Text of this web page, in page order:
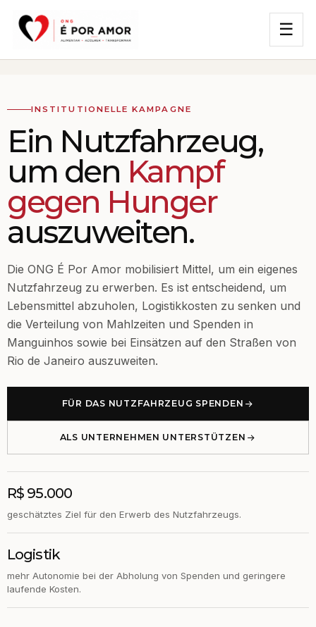
☰
INSTITUTIONELLE KAMPAGNE
Ein Nutzfahrzeug,
um den Kampf
gegen Hunger
auszuweiten.
Die ONG É Por Amor mobilisiert Mittel, um ein eigenes
Nutzfahrzeug zu erwerben. Es ist entscheidend, um
Lebensmittel abzuholen, Logistikkosten zu senken und
die Verteilung von Mahlzeiten und Spenden in
Manguinhos sowie bei Einsätzen auf den Straßen von
Rio de Janeiro auszuweiten.
FÜR DAS NUTZFAHRZEUG SPENDEN
ALS UNTERNEHMEN UNTERSTÜTZEN
R$ 95.000
geschätztes Ziel für den Erwerb des Nutzfahrzeugs.
Logistik
mehr Autonomie bei der Abholung von Spenden und geringere
laufende Kosten.